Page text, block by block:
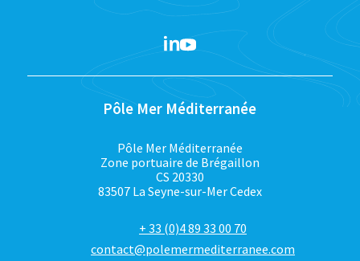
Pôle Mer Méditerranée
Pôle Mer Méditerranée
Zone portuaire de Brégaillon
CS 20330
83507 La Seyne-sur-Mer Cedex
+ 33 (0)4 89 33 00 70
contact@polemermediterranee.com